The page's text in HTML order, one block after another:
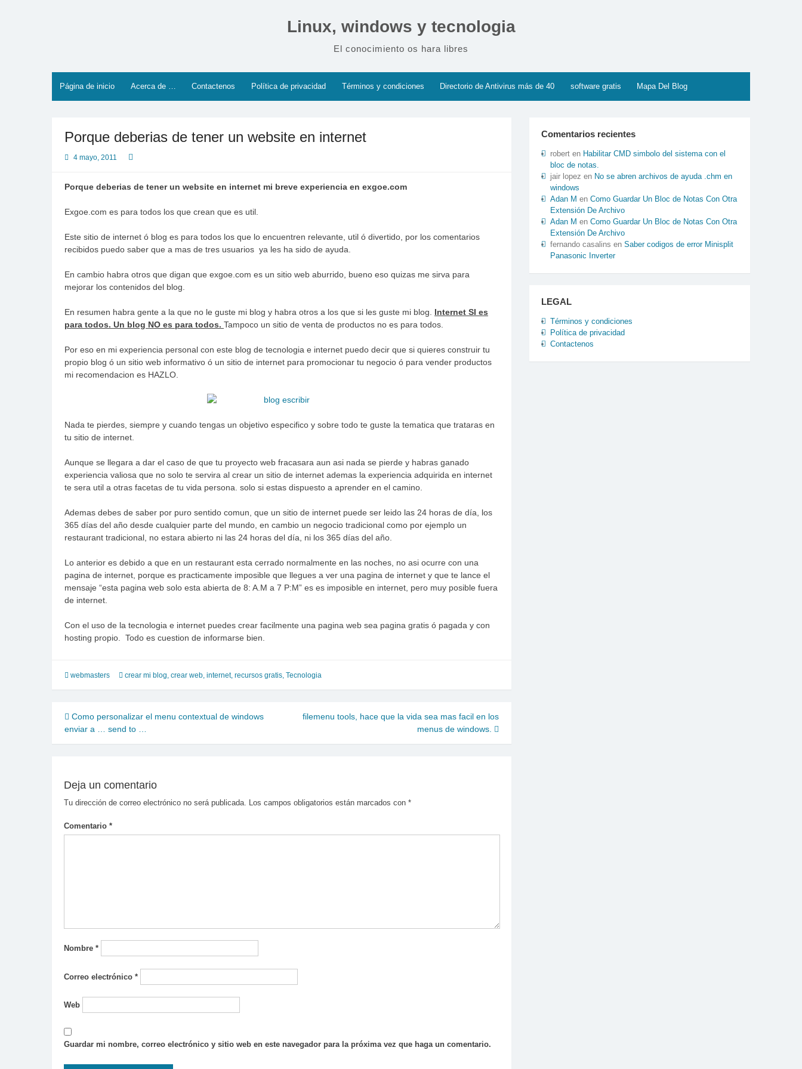
Linux, windows y tecnologia
El conocimiento os hara libres
Página de inicio Acerca de … Contactenos Política de privacidad Términos y condiciones Directorio de Antivirus más de 40 software gratis Mapa Del Blog
Porque deberias de tener un website en internet
4 mayo, 2011
Porque deberias de tener un website en internet mi breve experiencia en exgoe.com
Exgoe.com es para todos los que crean que es util.
Este sitio de internet ó blog es para todos los que lo encuentren relevante, util ó divertido, por los comentarios
recibidos puedo saber que a mas de tres usuarios ya les ha sido de ayuda.
En cambio habra otros que digan que exgoe.com es un sitio web aburrido, bueno eso quizas me sirva para
mejorar los contenidos del blog.
En resumen habra gente a la que no le guste mi blog y habra otros a los que si les guste mi blog.
Internet SI es
para todos. Un blog NO es para todos. Tampoco un sitio de venta de productos no es para todos.
Por eso en mi experiencia personal con este blog de tecnologia e internet puedo decir que si quieres construir tu
propio blog ó un sitio web informativo ó un sitio de internet para promocionar tu negocio ó para vender productos
mi recomendacion es HAZLO.
Nada te pierdes, siempre y cuando tengas un objetivo especifico y sobre todo te guste la tematica que trataras en
tu sitio de internet.
Aunque se llegara a dar el caso de que tu proyecto web fracasara aun asi nada se pierde y habras ganado
experiencia valiosa que no solo te servira al crear un sitio de internet ademas la experiencia adquirida en internet
te sera util a otras facetas de tu vida persona. solo si estas dispuesto a aprender en el camino.
Ademas debes de saber por puro sentido comun, que un sitio de internet puede ser leido las 24 horas de día, los
365 días del año desde cualquier parte del mundo, en cambio un negocio tradicional como por ejemplo un
restaurant tradicional, no estara abierto ni las 24 horas del día, ni los 365 días del año.
Lo anterior es debido a que en un restaurant esta cerrado normalmente en las noches, no asi ocurre con una
pagina de internet, porque es practicamente imposible que llegues a ver una pagina de internet y que te lance el
mensaje “esta pagina web solo esta abierta de 8: A.M a 7 P:M” es es imposible en internet, pero muy posible fuera
de internet.
Con el uso de la tecnologia e internet puedes crear facilmente una pagina web sea pagina gratis ó pagada y con
hosting propio. Todo es cuestion de informarse bien.
webmasters crear mi blog, crear web, internet, recursos gratis, Tecnologia
Navegación
de
Como personalizar el menu contextual de windows
enviar a … send to …
filemenu tools, hace que la vida sea mas facil en los
menus de windows.
Deja un comentario
Tu dirección de correo electrónico no será publicada. Los campos obligatorios están marcados con *
Comentario *
Nombre *
Correo electrónico *
Web
Guardar mi nombre, correo electrónico y sitio web en este navegador para la próxima vez que haga un comentario.
Comentarios recientes
roberten Habilitar CMD simbolo del sistema con el
bloc de notas.
jair lopez en No se abren archivos de ayuda .chm en
windows
Adan M en Como Guardar Un Bloc de Notas Con Otra
Extensión De Archivo
Adan M en Como Guardar Un Bloc de Notas Con Otra
Extensión De Archivo
fernando casalins en Saber codigos de error Minisplit
Panasonic Inverter
LEGAL
Términos y condiciones
Política de privacidad
Contactenos